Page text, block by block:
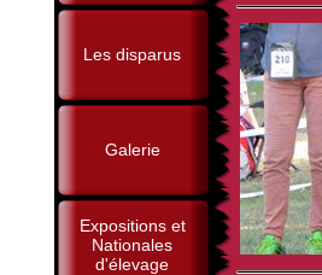
Les disparus
Galerie
Expositions et
Nationales
d'élevage